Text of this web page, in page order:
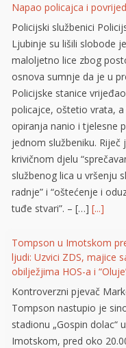
Napao policajca i
Policijski službenici
Ljubinje su lišili slobode
maloljetno lice zbog
osnova sumnje da je u
Policijske stanice
policajce, oštetio vrata,
opiranja nanio i tjelesne
jednom službeniku. Riječ
krivičnom djelu
službenog lica u vršenju
radnje” i “oštećenje i
tuđe stvari”. – […] [...]
Tompson u Imotskom
ljudi: Uzvici ZDS, majice
obilježjima HOS-a i
Kontroverzni pjevač
Tompson nastupio je
stadionu „Gospin dolac“ u
Imotskom, pred oko